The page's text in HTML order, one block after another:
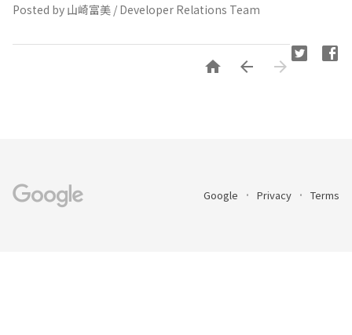
Posted by 山崎富美 / Developer Relations Team
  
Google Privacy Terms